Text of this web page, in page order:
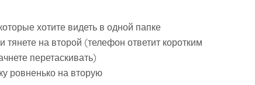
хотите видеть в одной папке
тянете на второй (телефон ответит коротким
перетаскивать)
ровненько на вторую